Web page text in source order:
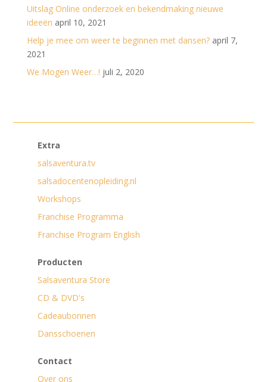
Uitslag Online onderzoek en bekendmaking nieuwe
ideeën april 10, 2021
Help je mee om weer te beginnen met dansen? april 7,
2021
We Mogen Weer…! juli 2, 2020
Extra
salsaventura.tv
salsadocentenopleiding.nl
Workshops
Franchise Programma
Franchise Program English
Producten
Salsaventura Store
CD & DVD's
Cadeaubonnen
Dansschoenen
Contact
Over ons